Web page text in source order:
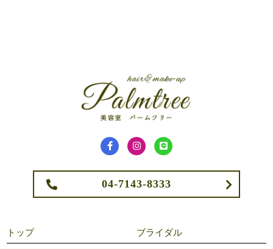
04-7143-8333
トップ ブライダル